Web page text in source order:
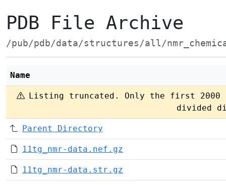
PDB File Archive
/pub/pdb/data/structures/all/
Name
Listing truncated. Only the first 2000
divided
Parent Directory
11tg_nmr-data.nef.gz
11tg_nmr-data.str.gz